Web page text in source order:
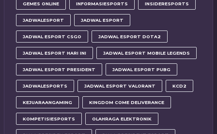
GEMES ONLINE INFORMASIESPORTS INSIDERESPORTS
JADWALESPORT JADWAL ESPORT
JADWAL ESPORT CSGO JADWAL ESPORT DOTA2
JADWAL ESPORT HARI INI JADWAL ESPORT MOBILE LEGENDS
JADWAL ESPORT PRESIDENT JADWAL ESPORT PUBG
JADWALESPORTS JADWAL ESPORT VALORANT KCD2
KEJUARAANGAMING KINGDOM COME DELIVERANCE
KOMPETISIESPORTS OLAHRAGA ELEKTRONIK